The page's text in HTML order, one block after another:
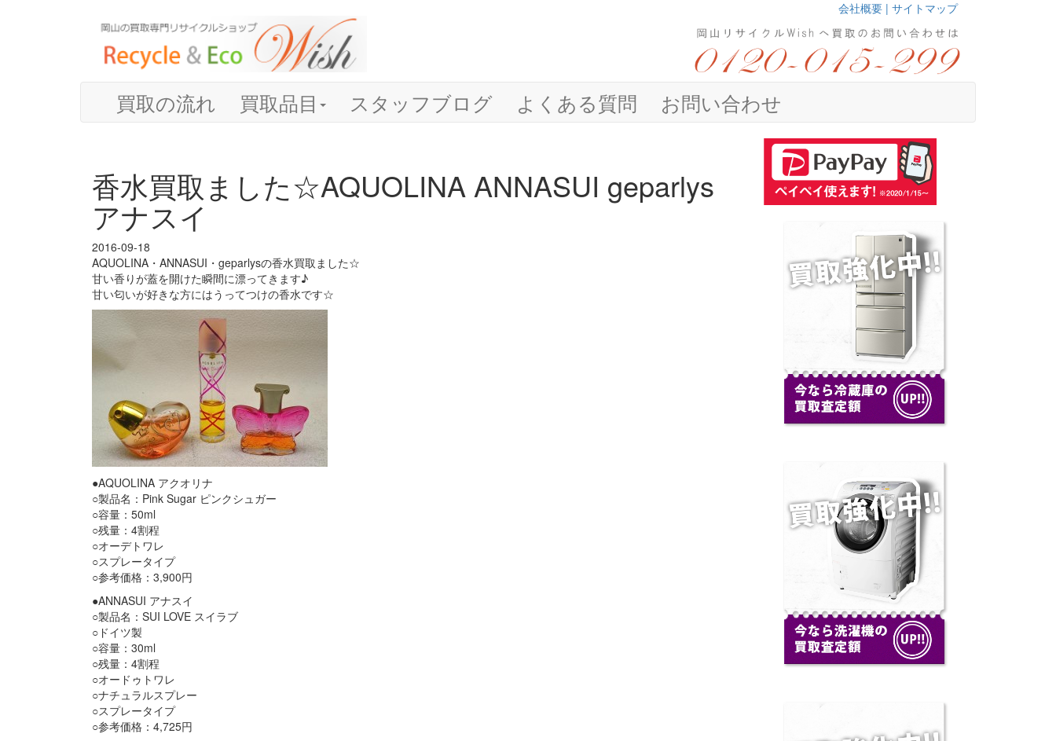
会社概要 | サイトマップ
買取の流れ 買取品目 スタッフブログ よくある質問 お問い合わせ
香水買取ました☆AQUOLINA ANNASUI geparlys
アナスイ
2016-09-18
AQUOLINA・ANNASUI・geparlysの香水買取ました☆
甘い香りが蓋を開けた瞬間に漂ってきます♪
甘い匂いが好きな方にはうってつけの香水です☆
●AQUOLINA アクオリナ
○製品名：Pink Sugar ピンクシュガー
○容量：50ml
○残量：4割程
○オーデトワレ
○スプレータイプ
○参考価格：3,900円
●ANNASUI アナスイ
○製品名：SUI LOVE スイラブ
○ドイツ製
○容量：30ml
○残量：4割程
○オードゥトワレ
○ナチュラルスプレー
○スプレータイプ
○参考価格：4,725円